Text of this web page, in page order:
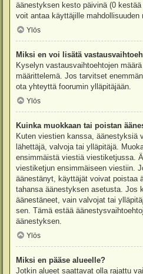
äänestyksen kesto päivinä (0
voit antaa käyttäjille mahdollisuuden
Ylös
Miksi en voi lisätä
Kyselyn vastausvaihtoehtojen
määrittelemä. Jos tarvitset
ota yhteyttä foorumin ylläpitäjään.
Ylös
Kuinka muokkaan tai poistan
Kuten viestien kanssa, äänestyksiä
lähettäjä, valvoja tai ylläpitäjä.
ensimmäistä viestiä viestiketjussa.
viestiketjun ensimmäiseen viestiin.
äänestänyt, käyttäjät voivat poistaa
tahansa äänestyksen asetusta. Jos
äänestäneet, vain valvojat tai
sen. Tämä estää
äänestyksen.
Ylös
Miksi en pääse alueelle?
Jotkin alueet saattavat olla rajattu